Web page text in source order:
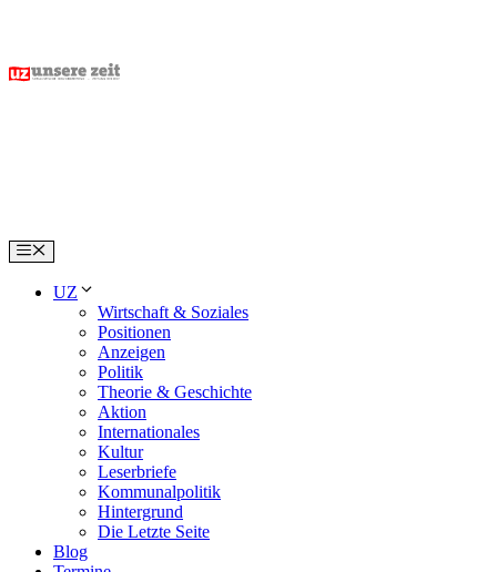
content
Menu
UZ
Wirtschaft & Soziales
Positionen
Anzeigen
Politik
Theorie & Geschichte
Aktion
Internationales
Kultur
Leserbriefe
Kommunalpolitik
Hintergrund
Die Letzte Seite
Blog